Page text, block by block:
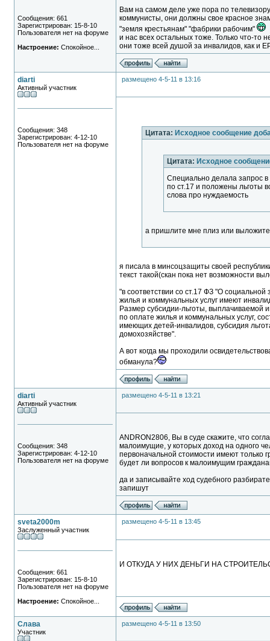
Сообщения: 661
Зарегистрирован: 15-8-10
Пользователя нет на форуме
Настроение: Спокойное...
Вам на самом деле уже пора по
коммунисты, они должны свое красное
"земля крестьянам" "фабрики рабочим"
и нас всех остальных тоже. Только что-то
они тоже всей душой за инвалидов, как и
diarti
Активный участник
Сообщения: 348
Зарегистрирован: 4-12-10
Пользователя нет на форуме
размещено 4-5-11 в 13:16
Цитата: Исходное сообщение
Цитата: Исходное
Специально делала запрос
по ст.17 и положены льготы
слова про нуждаемость
а пришлите мне плиз или
я писала в минсоцзащиты своей
текст такой(скан пока нет возможности
"в соответствии со ст.17 ФЗ "О
жилья и коммунальных услуг имеют
Размер субсидии-льготы, выплачиваемой
по оплате жилья и коммунальных услуг,
имеющих детей-инвалидов, субсидия
домохозяйстве".
А вот когда мы проходили
обманула?
diarti
Активный участник
Сообщения: 348
Зарегистрирован: 4-12-10
Пользователя нет на форуме
размещено 4-5-11 в 13:21
ANDRON2806, Вы в суде скажите, что
малоимущие, у которых доход на одного
первоначальной стоимости имеют только
будет ли вопросов к малоимущим
да и записывайте ход судебного
запишут
sveta2000m
Заслуженный участник
Сообщения: 661
Зарегистрирован: 15-8-10
Пользователя нет на форуме
Настроение: Спокойное...
размещено 4-5-11 в 13:45
И ОТКУДА У НИХ ДЕНЬГИ НА
Слава
Участник
размещено 4-5-11 в 13:50